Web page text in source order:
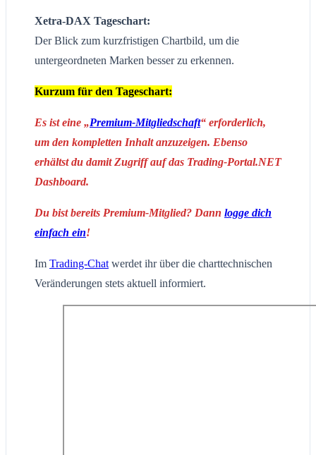
Xetra-DAX Tageschart:
Der Blick zum kurzfristigen Chartbild, um die
untergeordneten Marken besser zu erkennen.
Kurzum für den Tageschart:
Es ist eine „Premium-Mitgliedschaft“ erforderlich,
um den kompletten Inhalt anzuzeigen. Ebenso
erhältst du damit Zugriff auf das Trading-Portal.NET
Dashboard.
Du bist bereits Premium-Mitglied? Dann logge dich
einfach ein!
Im Trading-Chat werdet ihr über die charttechnischen
Veränderungen stets aktuell informiert.